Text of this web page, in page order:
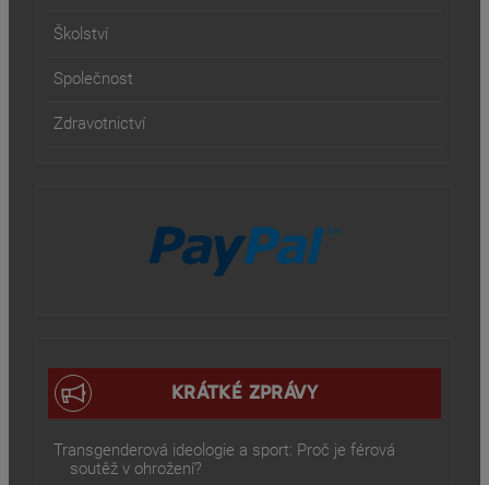
Školství
Společnost
Zdravotnictví
KRÁTKÉ ZPRÁVY
Transgenderová ideologie a sport: Proč je férová
soutěž v ohrožení?